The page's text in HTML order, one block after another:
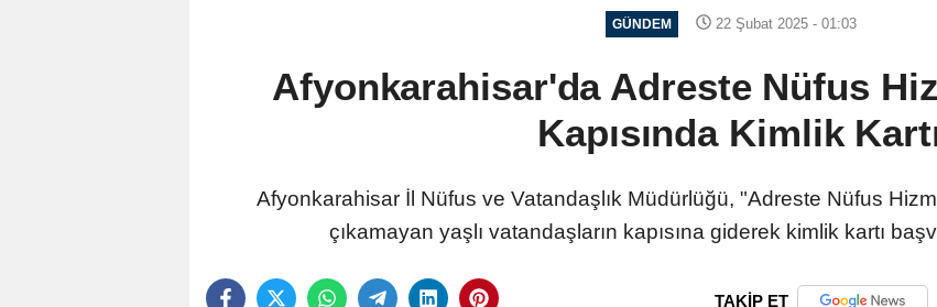
GÜNDEM 22 Şubat 2025 - 01:03
Afyonkarahisar'da Adreste Nüfus
Kapısında Kimlik
Afyonkarahisar İl Nüfus ve Vatandaşlık Müdürlüğü, "Adreste Nüfus
çıkamayan yaşlı vatandaşların kapısına giderek kimlik kartı
TAKİP ET